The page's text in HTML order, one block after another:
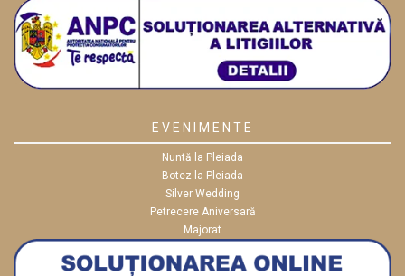
EVENIMENTE
Nuntă la Pleiada
Botez la Pleiada
Silver Wedding
Petrecere Aniversară
Majorat